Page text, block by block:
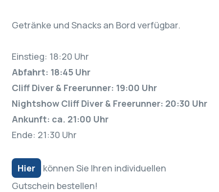
Getränke und Snacks an Bord verfügbar.
Einstieg: 18:20 Uhr
Abfahrt: 18:45 Uhr
Cliff Diver & Freerunner: 19:00 Uhr
Nightshow Cliff Diver & Freerunner: 20:30 Uhr
Ankunft: ca. 21:00 Uhr
Ende: 21:30 Uhr
Hier
können Sie Ihren individuellen
Gutschein bestellen!